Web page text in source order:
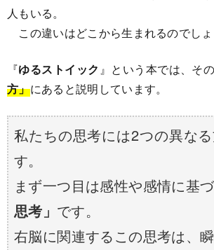
人もいる。
この違いはどこから生まれるのでしょ
『ゆるストイック 』という本では、そ
方」にあると説明しています。
私たちの思考には2つの異な
す。
まず一つ目は感性や感情に基づ
思考」 です。
右脳に関連するこの思考は、